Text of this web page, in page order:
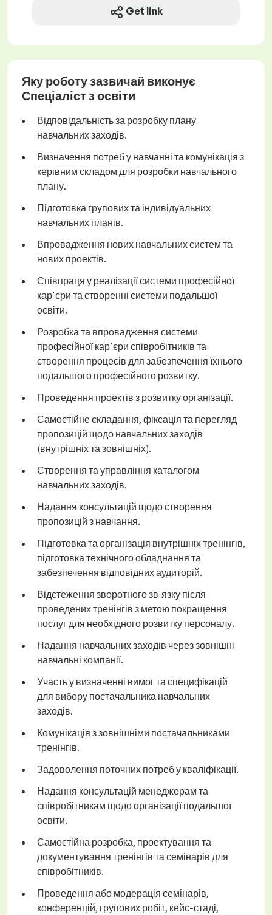
Get link
Яку роботу зазвичай виконує
Спеціаліст з освіти
Відповідальність за розробку плану
навчальних заходів.
Визначення потреб у навчанні та комунікація з
керівним складом для розробки навчального
плану.
Підготовка групових та індивідуальних
навчальних планів.
Впровадження нових навчальних систем та
нових проектів.
Співпраця у реалізації системи професійної
кар'єри та створенні системи подальшої
освіти.
Розробка та впровадження системи
професійної кар'єри співробітників та
створення процесів для забезпечення їхнього
подальшого професійного розвитку.
Проведення проектів з розвитку організації.
Самостійне складання, фіксація та перегляд
пропозицій щодо навчальних заходів
(внутрішніх та зовнішніх).
Створення та управління каталогом
навчальних заходів.
Надання консультацій щодо створення
пропозицій з навчання.
Підготовка та організація внутрішніх тренінгів,
підготовка технічного обладнання та
забезпечення відповідних аудиторій.
Відстеження зворотного зв'язку після
проведених тренінгів з метою покращення
послуг для необхідного розвитку персоналу.
Надання навчальних заходів через зовнішні
навчальні компанії.
Участь у визначенні вимог та специфікацій
для вибору постачальника навчальних
заходів.
Комунікація з зовнішніми постачальниками
тренінгів.
Задоволення поточних потреб у кваліфікації.
Надання консультацій менеджерам та
співробітникам щодо організації подальшої
освіти.
Самостійна розробка, проектування та
документування тренінгів та семінарів для
співробітників.
Проведення або модерація семінарів,
конференцій, групових робіт, кейс-стаді,